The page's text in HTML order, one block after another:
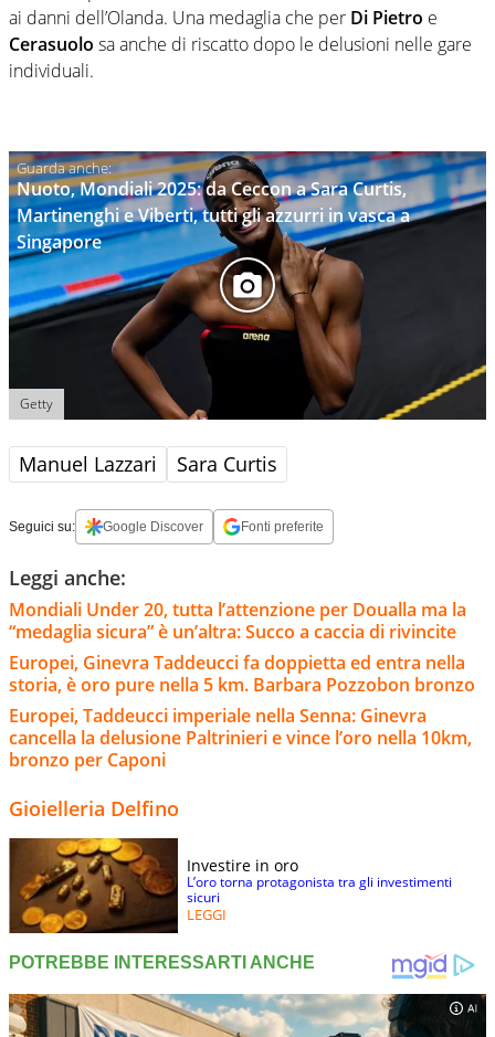
ai danni dell’Olanda. Una medaglia che per Di Pietro e
Cerasuolo sa anche di riscatto dopo le delusioni nelle gare
individuali.
Nuoto, Mondiali 2025: da Ceccon a Sara Curtis,
Martinenghi e Viberti, tutti gli azzurri in vasca a
Singapore
Getty
Manuel Lazzari Sara Curtis
Seguici su: Google Discover Fonti preferite
Leggi anche:
Mondiali Under 20, tutta l’attenzione per Doualla ma la
“medaglia sicura” è un’altra: Succo a caccia di rivincite
Europei, Ginevra Taddeucci fa doppietta ed entra nella
storia, è oro pure nella 5 km. Barbara Pozzobon bronzo
Europei, Taddeucci imperiale nella Senna: Ginevra
cancella la delusione Paltrinieri e vince l’oro nella 10km,
bronzo per Caponi
Gioielleria Delfino
Investire in oro
L’oro torna protagonista tra gli investimenti
sicuri
LEGGI